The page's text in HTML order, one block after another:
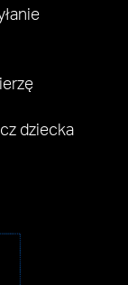
dziecka